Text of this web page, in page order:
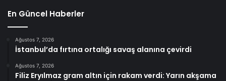
En Güncel Haberler
Ağustos 7, 2026
İstanbul’da fırtına ortalığı savaş alanına çevirdi
Ağustos 7, 2026
Filiz Eryılmaz gram altın için rakam verdi: Yarın akşama